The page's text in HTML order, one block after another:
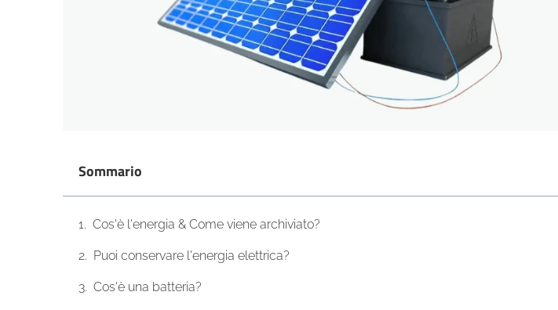
Sommario
Cos'è l'energia & Come viene archiviato?
Puoi conservare l'energia elettrica?
Cos'è una batteria?